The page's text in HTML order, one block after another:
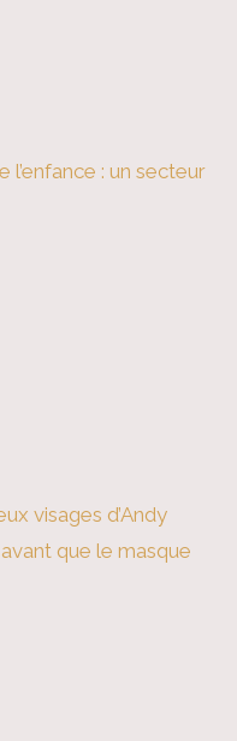
: un secteur
visages d’Andy
que le masque